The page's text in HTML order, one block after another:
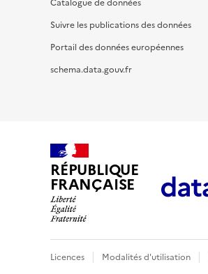
Catalogue de données
Suivre les publications des données
Portail des données européennes
schema.data.gouv.fr
RÉPUBLIQUE
FRANÇAISE
Licences Modalités d'utilisation